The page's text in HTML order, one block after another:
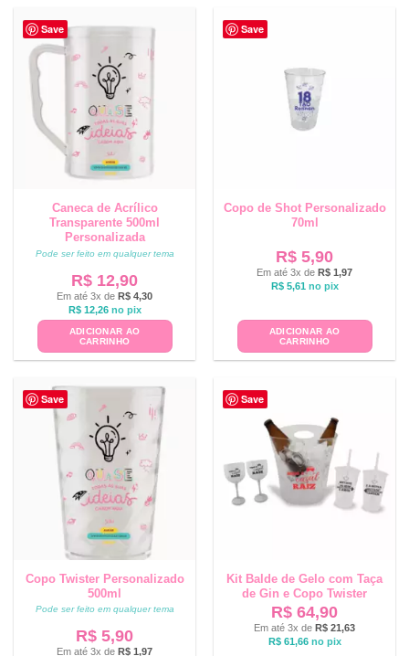
Save
Caneca de Acrílico
Transparente 500ml
Personalizada
Pode ser feito em qualquer tema
R$ 12,90
Em até 3x de R$ 4,30
R$12,26 no pix
ADICIONAR AO
CARRINHO
Save
Copo de Shot Personalizado
70ml
R$ 5,90
Em até 3x de R$ 1,97
R$5,61 no pix
ADICIONAR AO
CARRINHO
Save
Copo Twister Personalizado
500ml
Pode ser feito em qualquer tema
R$ 5,90
Em até 3x de R$ 1,97
Save
Kit Balde de Gelo com Taça
de Gin e Copo Twister
R$ 64,90
Em até 3x de R$ 21,63
R$61,66 no pix